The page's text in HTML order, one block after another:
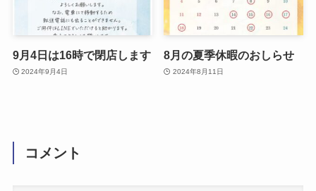
9月4日は16時で閉店します
2024年9月4日
8月の夏季休暇のおしらせ
2024年8月11日
コメント